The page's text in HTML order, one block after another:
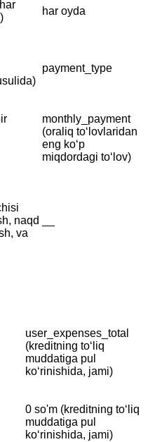
har oyda
payment_type
monthly_payment
‎(oraliq toʻlovlaridan
eng koʻp
miqdordagi toʻlov)
naqd
va
user_expenses_total
(kreditning toʻliq
muddatiga pul
koʻrinishida, jami)
0 so'm (kreditning toʻliq
muddatiga pul
koʻrinishida, jami)